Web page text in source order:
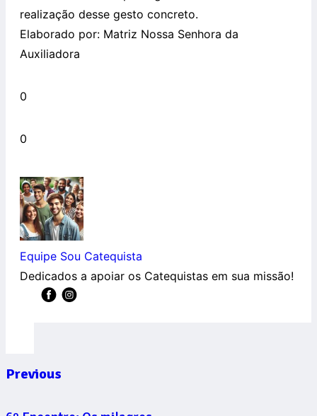
realização desse gesto concreto.
Elaborado por: Matriz Nossa Senhora da
Auxiliadora
0
0
Equipe Sou Catequista
Dedicados a apoiar os Catequistas em sua missão!
Previous